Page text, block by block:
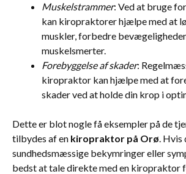
Muskelstrammer: Ved at bruge
kan kiropraktorer hjælpe med at
muskler, forbedre
muskelsmerter.
Forebyggelse af skader:
kiropraktor kan hjælpe med at
skader ved at holde din krop i
Dette er blot nogle få eksempler på de
tilbydes af en kiropraktor på Orø. Hvis
sundhedsmæssige bekymringer eller
bedst at tale direkte med en kiropraktor